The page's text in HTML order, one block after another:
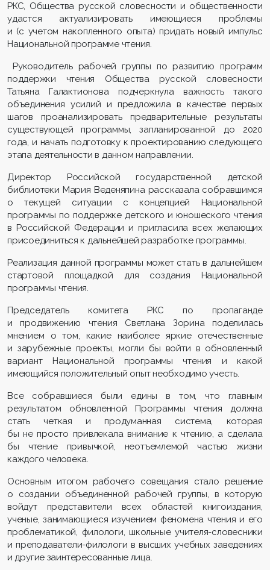
РКС, Общества русской словесности и общественности
удастся актуализировать имеющиеся проблемы
и (с учетом накопленного опыта) придать новый импульс
Национальной программе чтения.
Руководитель рабочей группы по развитию программ
поддержки чтения Общества русской словесности
Татьяна Галактионова подчеркнула важность такого
объединения усилий и предложила в качестве первых
шагов проанализировать предварительные результаты
существующей программы, запланированной до 2020
года, и начать подготовку к проектированию следующего
этапа деятельности в данном направлении.
Директор Российской государственной детской
библиотеки Мария Веденяпина рассказала собравшимся
о текущей ситуации с концепцией Национальной
программы по поддержке детского и юношеского чтения
в Российской Федерации и пригласила всех желающих
присоединиться к дальнейшей разработке программы.
Реализация данной программы может стать в дальнейшем
стартовой площадкой для создания Национальной
программы чтения.
Председатель комитета РКС по пропаганде
и продвижению чтения Светлана Зорина поделилась
мнением о том, какие наиболее яркие отечественные
и зарубежные проекты, могли бы войти в обновленный
вариант Национальной программы чтения и какой
имеющийся положительный опыт необходимо учесть.
Все собравшиеся были едины в том, что главным
результатом обновленной Программы чтения должна
стать четкая и продуманная система, которая
бы не просто привлекала внимание к чтению, а сделала
бы чтение привычкой, неотъемлемой частью жизни
каждого человека.
Основным итогом рабочего совещания стало решение
о создании объединенной рабочей группы, в которую
войдут представители всех областей книгоиздания,
ученые, занимающиеся изучением феномена чтения и его
проблематикой, филологи, школьные учителя-словесники
и преподаватели-филологи в высших учебных заведениях
и другие заинтересованные лица.